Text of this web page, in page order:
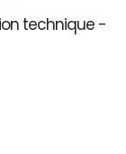
technique -